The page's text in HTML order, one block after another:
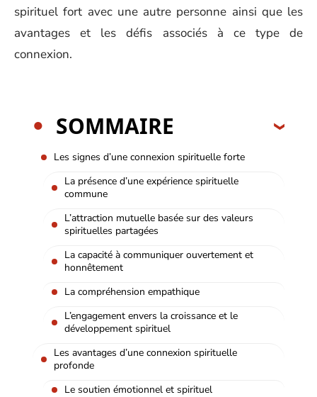
spirituel fort avec une autre personne ainsi que les
avantages et les défis associés à ce type de
connexion.
SOMMAIRE
Les signes d’une connexion spirituelle forte
La présence d’une expérience spirituelle
commune
L’attraction mutuelle basée sur des valeurs
spirituelles partagées
La capacité à communiquer ouvertement et
honnêtement
La compréhension empathique
L’engagement envers la croissance et le
développement spirituel
Les avantages d’une connexion spirituelle
profonde
Le soutien émotionnel et spirituel